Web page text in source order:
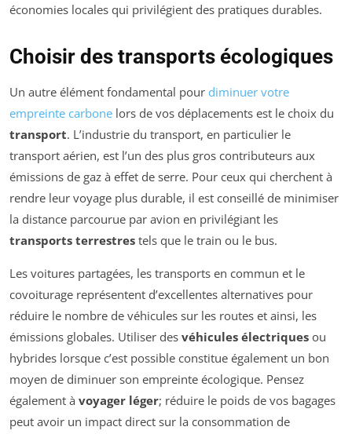
économies locales qui privilégient des pratiques durables.
Choisir des transports écologiques
Un autre élément fondamental pour diminuer votre
empreinte carbone lors de vos déplacements est le choix du
transport. L’industrie du transport, en particulier le
transport aérien, est l’un des plus gros contributeurs aux
émissions de gaz à effet de serre. Pour ceux qui cherchent à
rendre leur voyage plus durable, il est conseillé de minimiser
la distance parcourue par avion en privilégiant les
transports terrestres tels que le train ou le bus.
Les voitures partagées, les transports en commun et le
covoiturage représentent d’excellentes alternatives pour
réduire le nombre de véhicules sur les routes et ainsi, les
émissions globales. Utiliser des véhicules électriques ou
hybrides lorsque c’est possible constitue également un bon
moyen de diminuer son empreinte écologique. Pensez
également à voyager léger; réduire le poids de vos bagages
peut avoir un impact direct sur la consommation de